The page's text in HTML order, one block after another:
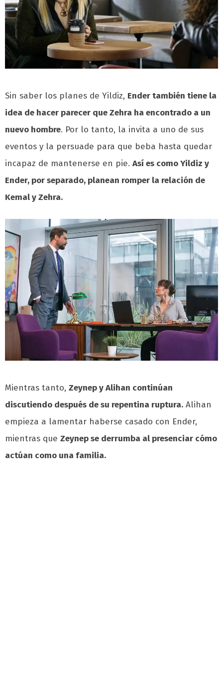
Sin saber los planes de Yildiz, Ender también tiene la
idea de hacer parecer que Zehra ha encontrado a un
nuevo hombre. Por lo tanto, la invita a uno de sus
eventos y la persuade para que beba hasta quedar
incapaz de mantenerse en pie. Así es como Yildiz y
Ender, por separado, planean romper la relación de
Kemal y Zehra.
Mientras tanto, Zeynep y Alihan continúan
discutiendo después de su repentina ruptura. Alihan
empieza a lamentar haberse casado con Ender,
mientras que Zeynep se derrumba al presenciar cómo
actúan como una familia.